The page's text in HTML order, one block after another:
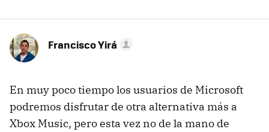
Francisco Yirá
En muy poco tiempo los usuarios de Microsoft
podremos disfrutar de otra alternativa más a
Xbox Music, pero esta vez no de la mano de